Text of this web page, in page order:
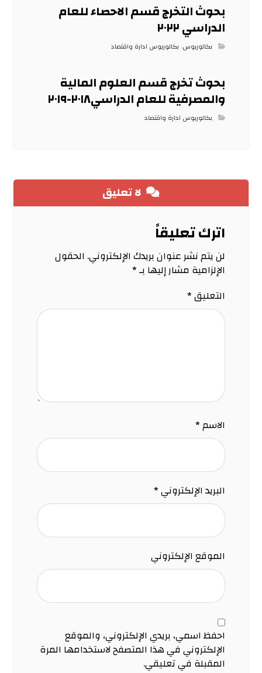
بحوث التخرج قسم الاحصاء للعام
الدراسي ٢٠٢٢
بكالوريوس,بكالوريوس ادارة واقتصاد
بحوث تخرج قسم العلوم المالية
والمصرفية للعام الدراسي٢٠١٨-٢٠١٩
بكالوريوس ادارة واقتصاد
لا تعليق
اترك تعليقاً
لن يتم نشر عنوان بريدك الإلكتروني. الحقول
الإلزامية مشار إليها بـ*
التعليق*
الاسم*
البريد الإلكتروني*
الموقع الإلكتروني
احفظ اسمي، بريدي الإلكتروني، والموقع
الإلكتروني في هذا المتصفح لاستخدامها المرة
المقبلة في تعليقي.